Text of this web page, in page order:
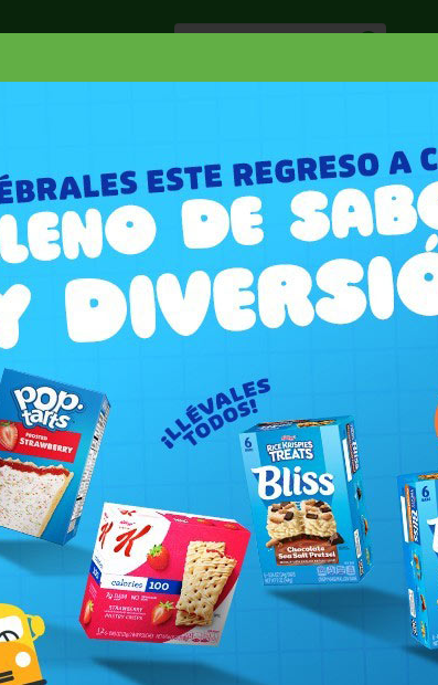
Lácteos
Hogar, Salud y
Belleza
Deli y Bakery